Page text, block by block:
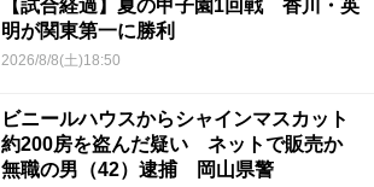
【試合経過】夏の甲子園1回戦 香川・英
明が関東第一に勝利
2026/8/8(土)18:50
ビニールハウスからシャインマスカット
約200房を盗んだ疑い ネットで販売か
無職の男（42）逮捕 岡山県警